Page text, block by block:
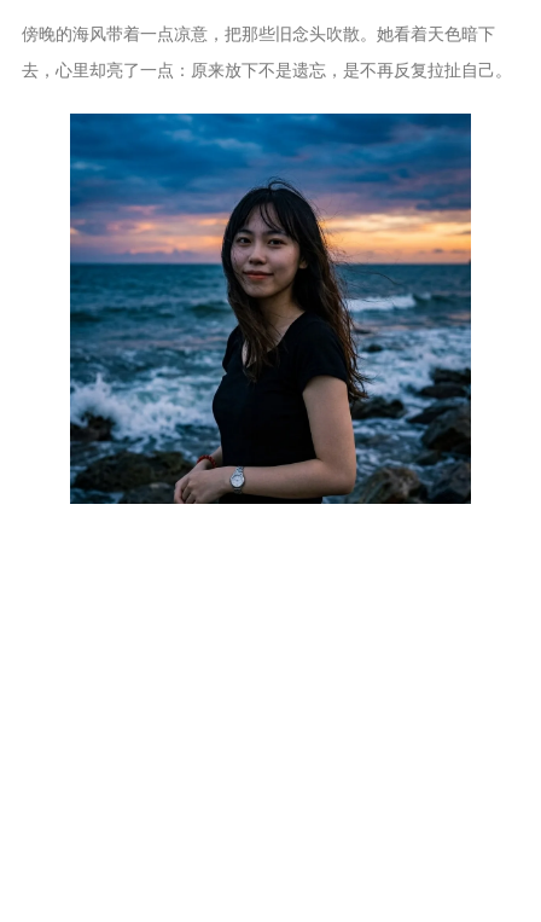
傍晚的海风带着一点凉意，把那些旧念头吹散。她看着天色暗下
去，心里却亮了一点：原来放下不是遗忘，是不再反复拉扯自己。